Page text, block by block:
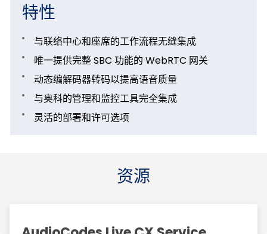
特性
与联络中心和座席的工作流程无缝集成
唯一提供完整 SBC 功能的 WebRTC 网关
动态编解码器转码以提高语音质量
与奥科的管理和监控工具完全集成
灵活的部署和许可选项
资源